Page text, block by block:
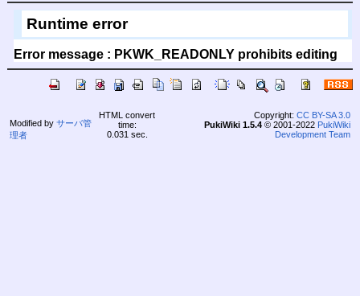
Runtime error
Error message : PKWK_READONLY prohibits editing
Modified by サーバ管
理者
HTML convert
time:
0.031 sec.
Copyright: CC BY-SA 3.0
PukiWiki 1.5.4© 2001-2022 PukiWiki
Development Team